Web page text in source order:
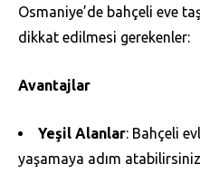
Osmaniye’de bahçeli eve
dikkat edilmesi gerekenler:
Avantajlar
Yeşil Alanlar: Bahçeli
yaşamaya adım